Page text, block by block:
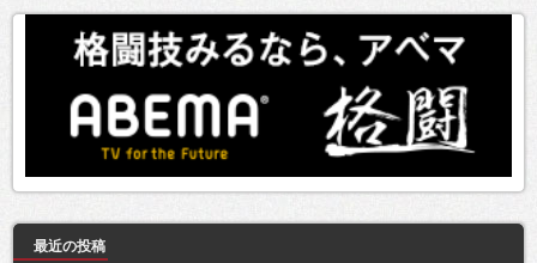
最近の投稿